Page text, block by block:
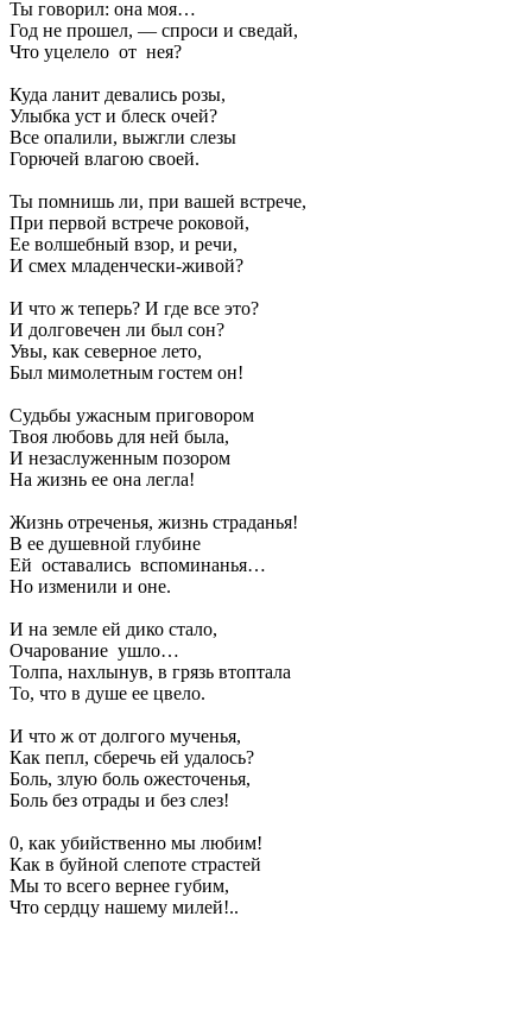
Ты говорил: она моя…
Год не прошел, — спроси и сведай,
Что уцелело от нея?
Куда ланит девались розы,
Улыбка уст и блеск очей?
Все опалили, выжгли слезы
Горючей влагою своей.
Ты помнишь ли, при вашей встрече,
При первой встрече роковой,
Ее волшебный взор, и речи,
И смех младенчески-живой?
И что ж теперь? И где все это?
И долговечен ли был сон?
Увы, как северное лето,
Был мимолетным гостем он!
Судьбы ужасным приговором
Твоя любовь для ней была,
И незаслуженным позором
На жизнь ее она легла!
Жизнь отреченья, жизнь страданья!
В ее душевной глубине
Ей оставались вспоминанья…
Но изменили и оне.
И на земле ей дико стало,
Очарование ушло…
Толпа, нахлынув, в грязь втоптала
То, что в душе ее цвело.
И что ж от долгого мученья,
Как пепл, сберечь ей удалось?
Боль, злую боль ожесточенья,
Боль без отрады и без слез!
0, как убийственно мы любим!
Как в буйной слепоте страстей
Мы то всего вернее губим,
Что сердцу нашему милей!..